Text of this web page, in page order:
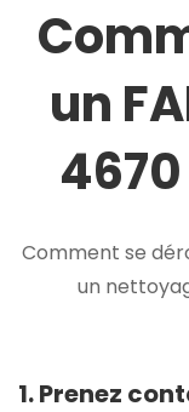
un
Comment se
un
1. Prenez